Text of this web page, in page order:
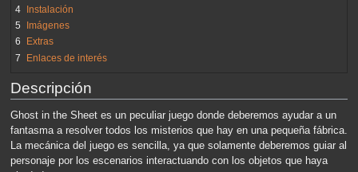
4
Instalación
5
Imágenes
6
Extras
7
Enlaces de interés
Descripción
Ghost in the Sheet es un peculiar juego donde deberemos ayudar a un
fantasma a resolver todos los misterios que hay en una pequeña fábrica.
La mecánica del juego es sencilla, ya que solamente deberemos guiar al
personaje por los escenarios interactuando con los objetos que haya